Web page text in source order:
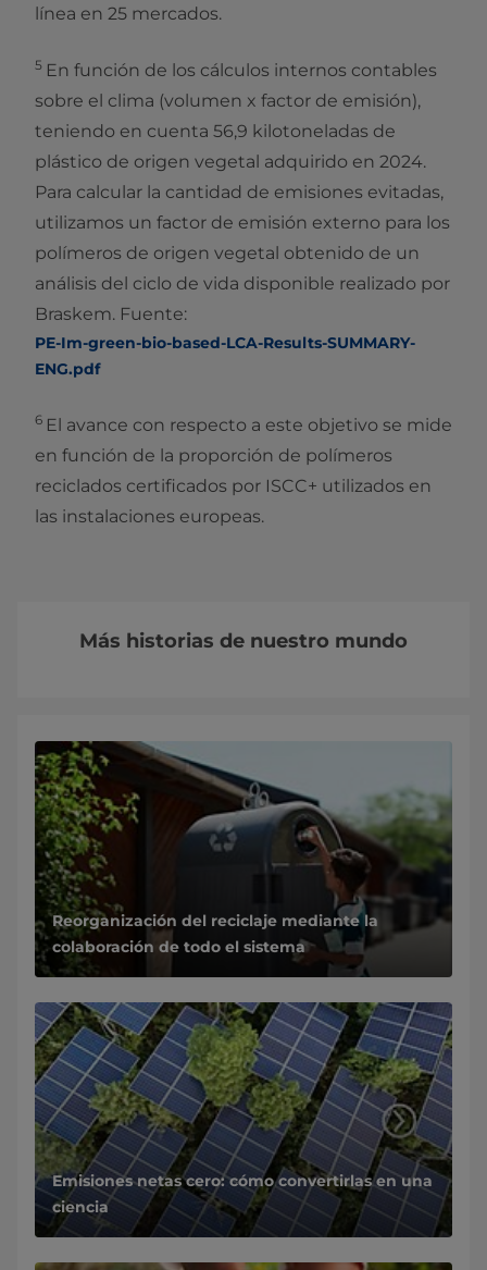
línea en 25 mercados.
5 En función de los cálculos internos contables
sobre el clima (volumen x factor de emisión),
teniendo en cuenta 56,9 kilotoneladas de
plástico de origen vegetal adquirido en 2024.
Para calcular la cantidad de emisiones evitadas,
utilizamos un factor de emisión externo para los
polímeros de origen vegetal obtenido de un
análisis del ciclo de vida disponible realizado por
Braskem. Fuente:
PE-Im-green-bio-based-LCA-Results-SUMMARY-
ENG.pdf
6 El avance con respecto a este objetivo se mide
en función de la proporción de polímeros
reciclados certificados por ISCC+ utilizados en
las instalaciones europeas.
Más historias de nuestro mundo
Reorganización del reciclaje mediante la
colaboración de todo el sistema
Emisiones netas cero: cómo convertirlas en una
ciencia